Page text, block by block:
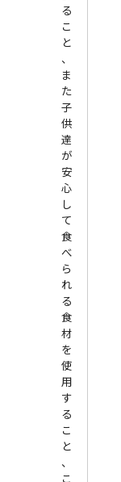
る
こ
と
、
ま
た
子
供
達
が
安
心
し
て
食
べ
ら
れ
る
食
材
を
使
用
す
る
こ
と
、
こ